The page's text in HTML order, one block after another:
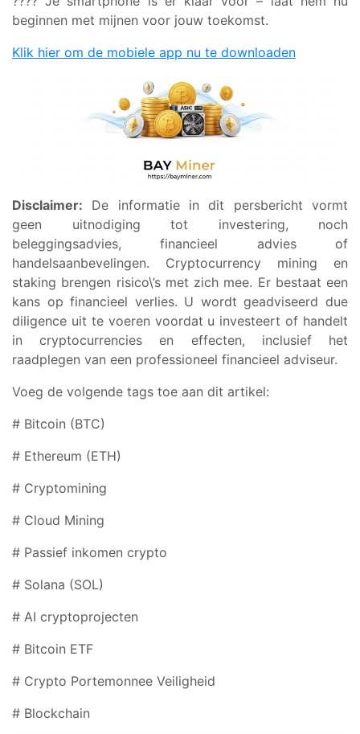
beginnen met mijnen voor jouw toekomst.
Klik hier om de mobiele app nu te downloaden
Disclaimer: De informatie in dit persbericht vormt
geen uitnodiging tot investering, noch
beleggingsadvies, financieel advies of
handelsaanbevelingen. Cryptocurrency mining en
staking brengen risico\’s met zich mee. Er bestaat een
kans op financieel verlies. U wordt geadviseerd due
diligence uit te voeren voordat u investeert of handelt
in cryptocurrencies en effecten, inclusief het
raadplegen van een professioneel financieel adviseur.
Voeg de volgende tags toe aan dit artikel:
# Bitcoin (BTC)
# Ethereum (ETH)
# Cryptomining
# Cloud Mining
# Passief inkomen crypto
# Solana (SOL)
# AI cryptoprojecten
# Bitcoin ETF
# Crypto Portemonnee Veiligheid
# Blockchain